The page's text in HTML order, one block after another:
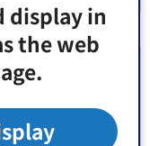
display in
the web
にみなさまのご